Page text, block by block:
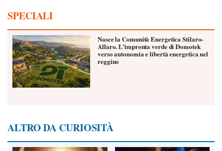
SPECIALI
Nasce la Comunità Energetica Stilaro-
Allaro. L’impronta verde di Domotek
verso autonomia e libertà energetica nel
reggino
ALTRO DA CURIOSITÀ